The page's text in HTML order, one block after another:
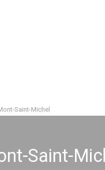
Saint-Michel
Saint-